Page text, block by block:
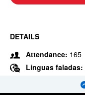
DETAILS
Attendance: 165
Línguas faladas: